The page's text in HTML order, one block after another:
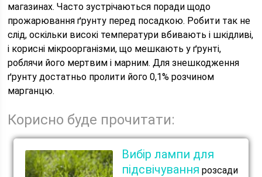
магазинах. Часто зустрічаються поради щодо
прожарювання ґрунту перед посадкою. Робити так не
слід, оскільки високі температури вбивають і шкідливі,
і корисні мікроорганізми, що мешкають у ґрунті,
роблячи його мертвим і марним. Для знешкодження
ґрунту достатньо пролити його 0,1% розчином
марганцю.
Корисно буде прочитати:
Вибір лампи для
підсвічування розсади